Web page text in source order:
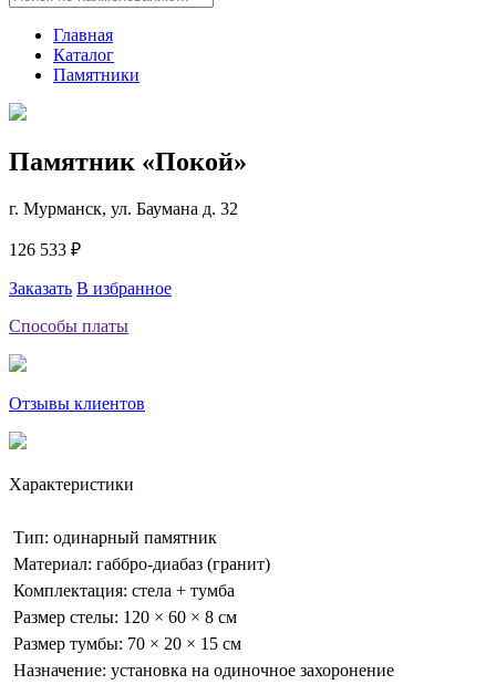
Главная
Каталог
Памятники
Памятник «Покой»
г. Мурманск, ул. Баумана д. 32
126 533 ₽
Заказать В избранное
Способы платы
Отзывы клиентов
Характеристики
Тип: одинарный памятник
Материал: габбро-диабаз (гранит)
Комплектация: стела + тумба
Размер стелы: 120 × 60 × 8 см
Размер тумбы: 70 × 20 × 15 см
Назначение: установка на одиночное захоронение